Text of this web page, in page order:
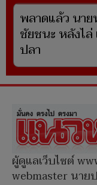
พลาดแล้ว นา
ชัยชนะ หลังไ
ปลา
ผู้ดูแลเว็บไซต์
webmaster นาย